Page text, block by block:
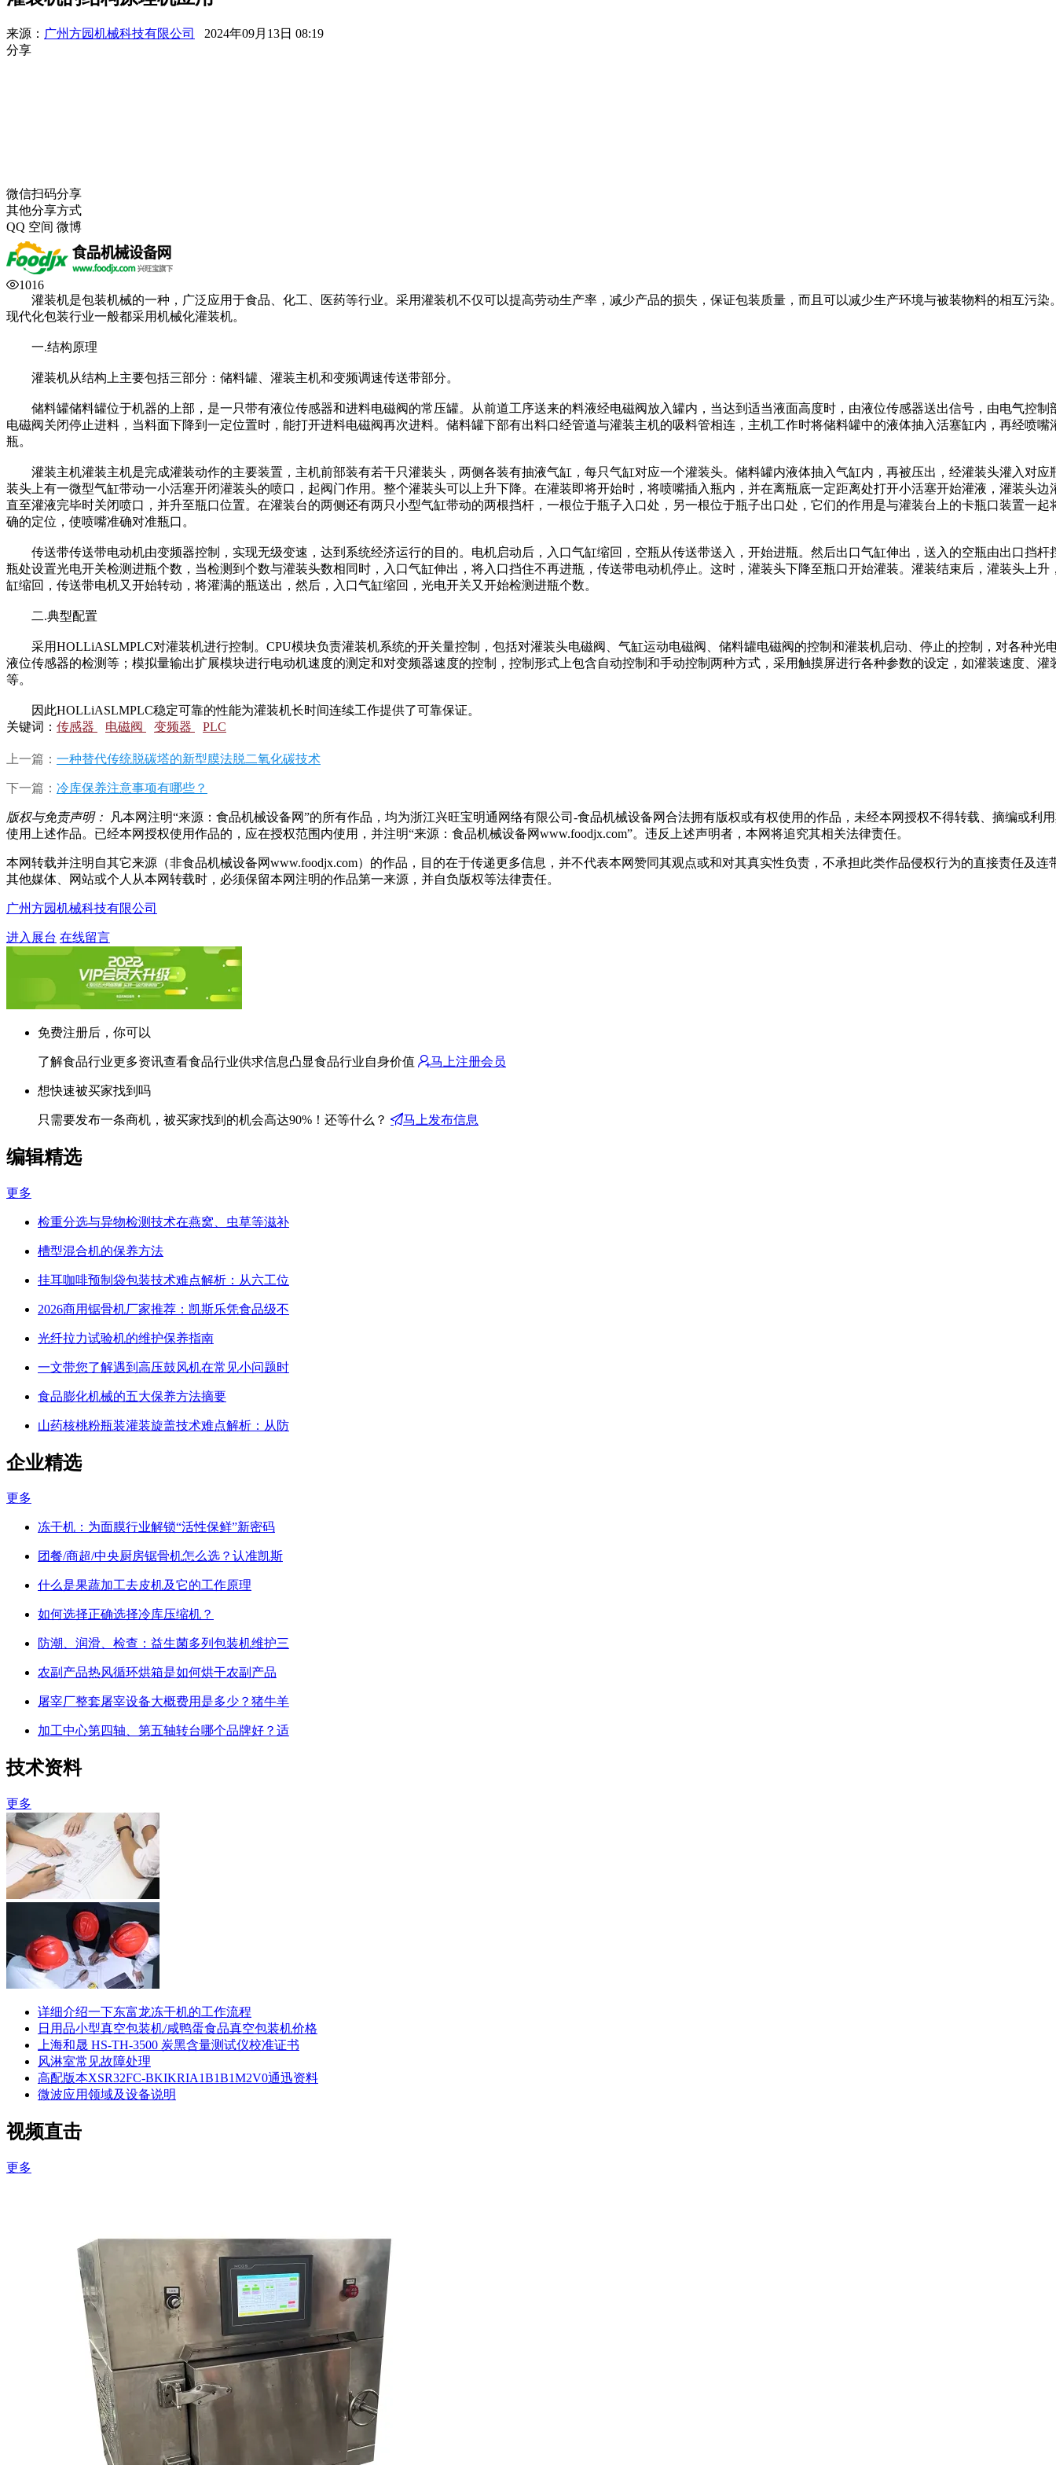
来源： 广州方园机械科技有限公司
2024年09月13日 08:19
分享
微信扫码分享
其他分享方式
QQ 空间 微博
1016
灌装机是包装机械的一种，广泛应用于食品、化工、医药等行业。采用灌装机不仅可以提高劳动生产率，减少产品的损失，保证包装质量，而且可以减少生产环境与被装物料的相互污染
现代化包装行业一般都采用机械化灌装机。
一.结构原理
灌装机从结构上主要包括三部分：储料罐、灌装主机和变频调速传送带部分。
储料罐储料罐位于机器的上部，是一只带有液位传感器和进料电磁阀的常压罐。从前道工序送来的料液经电磁阀放入罐内，当达到适当液面高度时，由液位传感器送出信号，由电气控制
电磁阀关闭停止进料，当料面下降到一定位置时，能打开进料电磁阀再次进料。储料罐下部有出料口经管道与灌装主机的吸料管相连，主机工作时将储料罐中的液体抽入活塞缸内，再经喷嘴
瓶。
灌装主机灌装主机是完成灌装动作的主要装置，主机前部装有若干只灌装头，两侧各装有抽液气缸，每只气缸对应一个灌装头。储料罐内液体抽入气缸内，再被压出，经灌装头灌入对应
装头上有一微型气缸带动一小活塞开闭灌装头的喷口，起阀门作用。整个灌装头可以上升下降。在灌装即将开始时，将喷嘴插入瓶内，并在离瓶底一定距离处打开小活塞开始灌液，灌装头边
直至灌液完毕时关闭喷口，并升至瓶口位置。在灌装台的两侧还有两只小型气缸带动的两根挡杆，一根位于瓶子入口处，另一根位于瓶子出口处，它们的作用是与灌装台上的卡瓶口装置一起
确的定位，使喷嘴准确对准瓶口。
传送带传送带电动机由变频器控制，实现无级变速，达到系统经济运行的目的。电机启动后，入口气缸缩回，空瓶从传送带送入，开始进瓶。然后出口气缸伸出，送入的空瓶由出口挡杆
瓶处设置光电开关检测进瓶个数，当检测到个数与灌装头数相同时，入口气缸伸出，将入口挡住不再进瓶，传送带电动机停止。这时，灌装头下降至瓶口开始灌装。灌装结束后，灌装头上升
缸缩回，传送带电机又开始转动，将灌满的瓶送出，然后，入口气缸缩回，光电开关又开始检测进瓶个数。
二.典型配置
采用HOLLiASLMPLC对灌装机进行控制。CPU模块负责灌装机系统的开关量控制，包括对灌装头电磁阀、气缸运动电磁阀、储料罐电磁阀的控制和灌装机启动、停止的控制，对各种光
液位传感器的检测等；模拟量输出扩展模块进行电动机速度的测定和对变频器速度的控制，控制形式上包含自动控制和手动控制两种方式，采用触摸屏进行各种参数的设定，如灌装速度、灌
等。
因此HOLLiASLMPLC稳定可靠的性能为灌装机长时间连续工作提供了可靠保证。
关键词： 传感器 电磁阀 变频器 PLC
上一篇： 一种替代传统脱碳塔的新型膜法脱二氧化碳技术
下一篇： 冷库保养注意事项有哪些？
版权与免责声明：
凡本网注明“来源：食品机械设备网”的所有作品，均为浙江兴旺宝明通网络有限公司-食品机械设备网合法拥有版权或有权使用的作品，未经本网授权不得转载、摘编或利
使用上述作品。已经本网授权使用作品的，应在授权范围内使用，并注明“来源：食品机械设备网www.foodjx.com”。违反上述声明者，本网将追究其相关法律责任。
本网转载并注明自其它来源（非食品机械设备网www.foodjx.com）的作品，目的在于传递更多信息，并不代表本网赞同其观点或和对其真实性负责，不承担此类作品侵权行为的直接责任及连
其他媒体、网站或个人从本网转载时，必须保留本网注明的作品第一来源，并自负版权等法律责任。
广州方园机械科技有限公司
进入展台 在线留言
免费注册后，你可以
了解食品行业更多资讯查看食品行业供求信息凸显食品行业自身价值 马上注册会员
想快速被买家找到吗
只需要发布一条商机，被买家找到的机会高达90%！还等什么？ 马上发布信息
编辑精选
更多
检重分选与异物检测技术在燕窝、虫草等滋补
槽型混合机的保养方法
挂耳咖啡预制袋包装技术难点解析：从六工位
2026商用锯骨机厂家推荐：凯斯乐凭食品级不
光纤拉力试验机的维护保养指南
一文带您了解遇到高压鼓风机在常见小问题时
食品膨化机械的五大保养方法摘要
山药核桃粉瓶装灌装旋盖技术难点解析：从防
企业精选
更多
冻干机：为面膜行业解锁“活性保鲜”新密码
团餐/商超/中央厨房锯骨机怎么选？认准凯斯
什么是果蔬加工去皮机及它的工作原理
如何选择正确选择冷库压缩机？
防潮、润滑、检查：益生菌多列包装机维护三
农副产品热风循环烘箱是如何烘干农副产品
屠宰厂整套屠宰设备大概费用是多少？猪牛羊
加工中心第四轴、第五轴转台哪个品牌好？适
技术资料
更多
详细介绍一下东富龙冻干机的工作流程
日用品小型真空包装机/咸鸭蛋食品真空包装机价格
上海和晟 HS-TH-3500 炭黑含量测试仪校准证书
风淋室常见故障处理
高配版本XSR32FC-BKIKRIA1B1B1M2V0通迅资料
微波应用领域及设备说明
视频直击
更多